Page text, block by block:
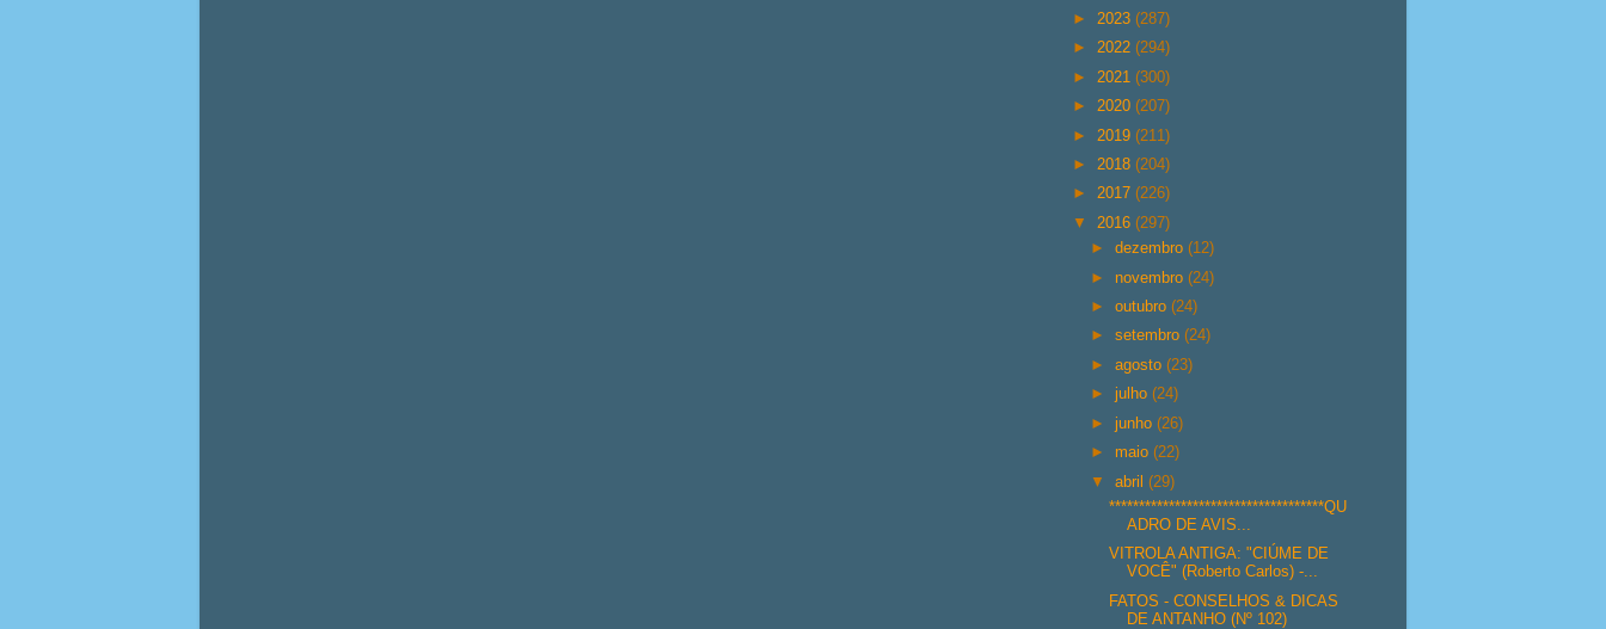
► 2023 (287)
► 2022 (294)
► 2021 (300)
► 2020 (207)
► 2019 (211)
► 2018 (204)
► 2017 (226)
▼ 2016 (297)
►dezembro(12)
► novembro(24)
►outubro(24)
►setembro(24)
►agosto(23)
►julho(24)
►junho(26)
► maio(22)
▼abril(29)
************************************QU
ADRO DE AVIS...
VITROLA ANTIGA: "CIÚME DE
VOCÊ" (Roberto Carlos) -...
FATOS - CONSELHOS & DICAS
DE ANTANHO (Nº 102)